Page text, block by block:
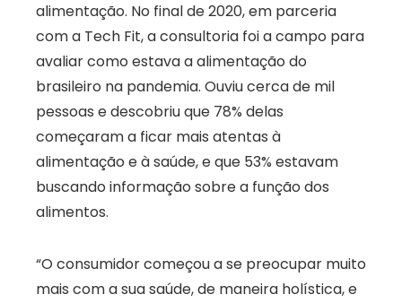
alimentação. No final de 2020, em parceria
com a Tech Fit, a consultoria foi a campo para
avaliar como estava a alimentação do
brasileiro na pandemia. Ouviu cerca de mil
pessoas e descobriu que 78% delas
começaram a ficar mais atentas à
alimentação e à saúde, e que 53% estavam
buscando informação sobre a função dos
alimentos.
“O consumidor começou a se preocupar muito
mais com a sua saúde, de maneira holística, e